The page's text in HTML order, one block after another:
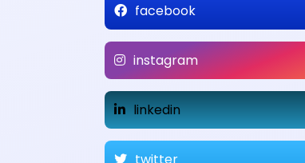
facebook
instagram
linkedin
twitter